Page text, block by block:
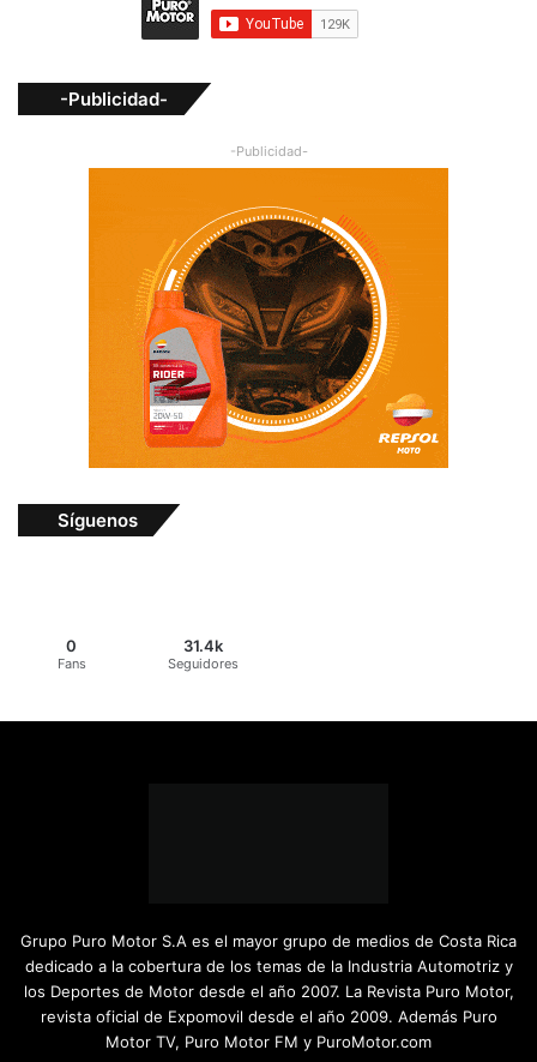
-Publicidad-
-Publicidad-
Síguenos
0
Fans
31.4k
Seguidores
Grupo Puro Motor S.A es el mayor grupo de medios de Costa Rica
dedicado a la cobertura de los temas de la Industria Automotriz y
los Deportes de Motor desde el año 2007. La Revista Puro Motor,
revista oficial de Expomovil desde el año 2009. Además Puro
Motor TV, Puro Motor FM y PuroMotor.com